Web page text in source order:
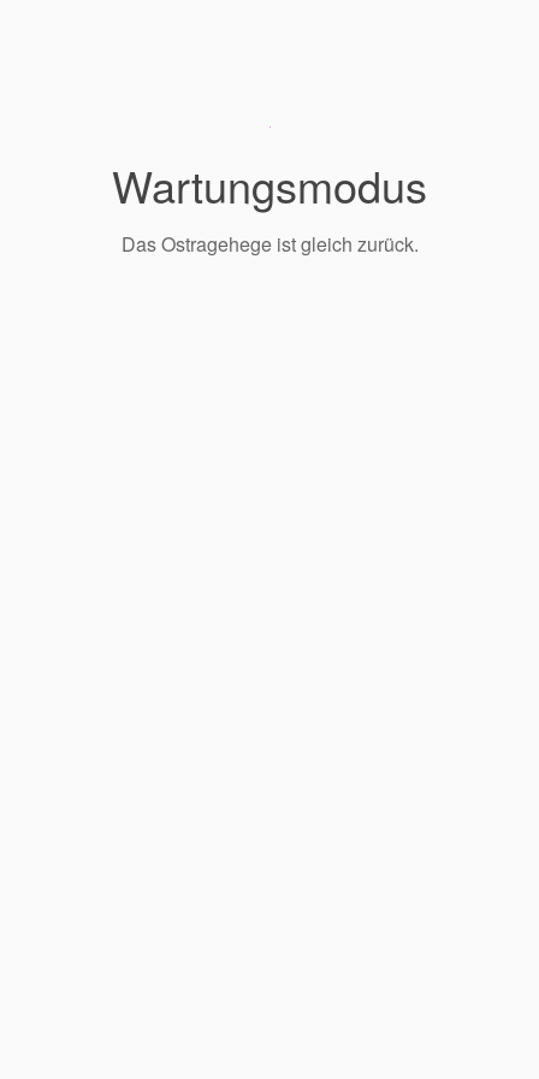
Wartungsmodus
Das Ostragehege ist gleich zurück.